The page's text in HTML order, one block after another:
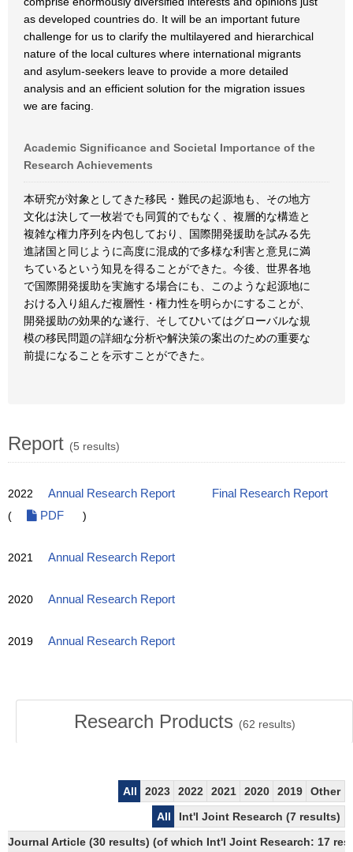
as developed countries do. It will be an important future
challenge for us to clarify the multilayered and hierarchical
nature of the local cultures where international migrants
and asylum-seekers leave to provide a more detailed
analysis and an efficient solution for the migration issues
we are facing.
Academic Significance and Societal Importance of the
Research Achievements
本研究が対象としてきた移民・難民の起源地も、その地方
文化は決して一枚岩でも同質的でもなく、複層的な構造と
複雑な権力序列を内包しており、国際開発援助を試みる先
進諸国と同じように高度に混成的で多様な利害と意見に満
ちているという知見を得ることができた。今後、世界各地
で国際開発援助を実施する場合にも、このような起源地に
おける入り組んだ複層性・権力性を明らかにすることが、
開発援助の効果的な遂行、そしてひいてはグローバルな規
模の移民問題の詳細な分析や解決策の案出のための重要な
前提になることを示すことができた。
Report (5 results)
2022 Annual Research Report
Final Research Report
(
PDF )
2021 Annual Research Report
2020 Annual Research Report
2019 Annual Research Report
Research Products (62 results)
All 2023 2022 2021 2020 2019
Other
All
Int'l Joint Research (7 results)
Journal Article (30 results) (of which Int'l Joint Research: 17